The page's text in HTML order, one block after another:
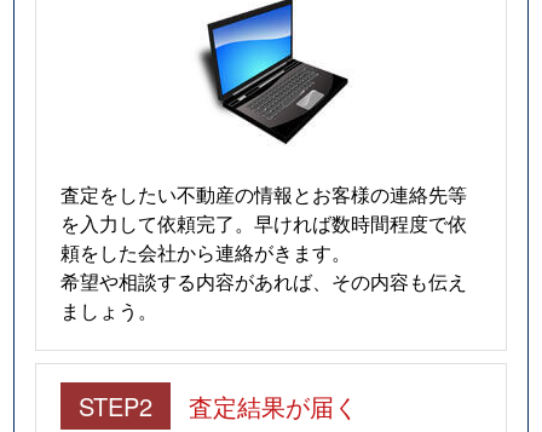
査定をしたい不動産の情報とお客様の連絡先等
を入力して依頼完了。早ければ数時間程度で依
頼をした会社から連絡がきます。
希望や相談する内容があれば、その内容も伝え
ましょう。
STEP2 査定結果が届く